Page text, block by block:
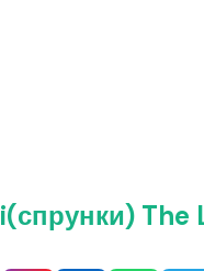
The